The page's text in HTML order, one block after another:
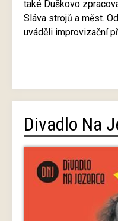
také Duškovo
Sláva strojů a měst.
uváděli improvizační
Divadlo Na